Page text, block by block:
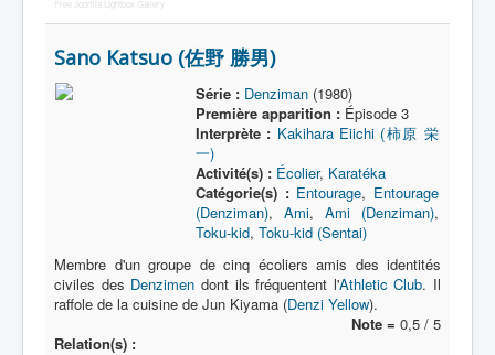
Free Joomla Lightbox Gallery
Sano Katsuo (佐野 勝男)
Série : Denziman(1980)
Première apparition :Épisode 3
Interprète : Kakihara Eiichi (柿原 栄
一)
Activité(s) : Écolier, Karatéka
Catégorie(s) : Entourage, Entourage
(Denziman), Ami, Ami (Denziman),
Toku-kid, Toku-kid (Sentai)
Membre d'un groupe de cinq écoliers amis des identités
civiles des Denzimen dont ils fréquentent l'Athletic Club. Il
raffole de la cuisine de Jun Kiyama (Denzi Yellow).
Note = 0,5 / 5
Relation(s) :